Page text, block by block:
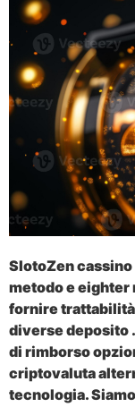
SlotoZen
metodo e eighter
fornire
diverse deposito
di rimborso
criptovaluta
tecnologia.